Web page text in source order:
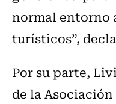
normal entorno
turísticos”,
Por su parte,
de la